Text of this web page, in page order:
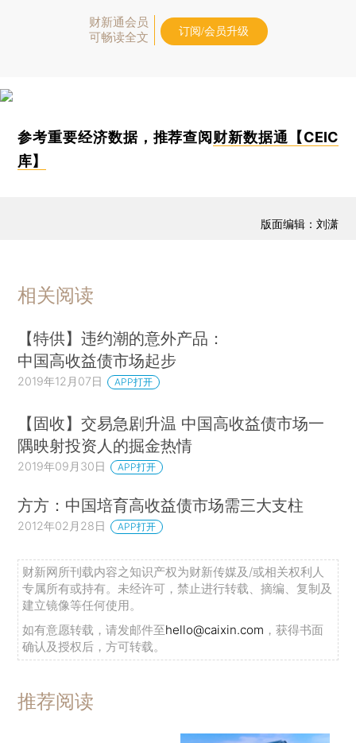
财新通会员
可畅读全文
订阅/会员升级
参考重要经济数据，推荐查阅 财新数据通【CEIC
库】
版面编辑：刘潇
相关阅读
【特供】违约潮的意外产品：
中国高收益债市场起步
2019年12月07日 APP打开
【固收】交易急剧升温 中国高收益债市场一
隅映射投资人的掘金热情
2019年09月30日 APP打开
方方：中国培育高收益债市场需三大支柱
2012年02月28日 APP打开
财新网所刊载内容之知识产权为财新传媒及/或相关权利人
专属所有或持有。未经许可，禁止进行转载、摘编、复制及
建立镜像等任何使用。
如有意愿转载，请发邮件至hello@caixin.com ，获得书面
确认及授权后，方可转载。
推荐阅读